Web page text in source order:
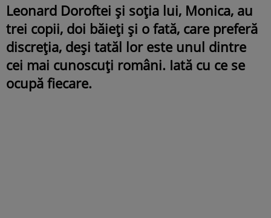
Leonard Doroftei și soția lui, Monica, au
trei copii, doi băieți și o fată, care preferă
discreția, deși tatăl lor este unul dintre
cei mai cunoscuți români. Iată cu ce se
ocupă fiecare.